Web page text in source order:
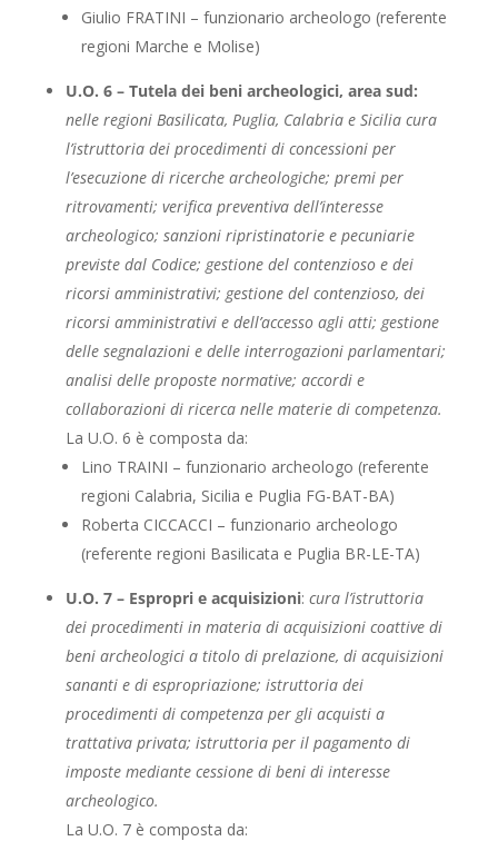
Giulio FRATINI – funzionario archeologo (referente
regioni Marche e Molise)
U.O. 6 – Tutela dei beni archeologici, area sud:
nelle regioni Basilicata, Puglia, Calabria e Sicilia cura
l’istruttoria dei procedimenti di concessioni per
l’esecuzione di ricerche archeologiche; premi per
ritrovamenti; verifica preventiva dell’interesse
archeologico; sanzioni ripristinatorie e pecuniarie
previste dal Codice; gestione del contenzioso e dei
ricorsi amministrativi; gestione del contenzioso, dei
ricorsi amministrativi e dell’accesso agli atti; gestione
delle segnalazioni e delle interrogazioni parlamentari;
analisi delle proposte normative; accordi e
collaborazioni di ricerca nelle materie di competenza.
La U.O. 6 è composta da:
Lino TRAINI – funzionario archeologo (referente
regioni Calabria, Sicilia e Puglia FG-BAT-BA)
Roberta CICCACCI – funzionario archeologo
(referente regioni Basilicata e Puglia BR-LE-TA)
U.O. 7 – Espropri e acquisizioni: cura l’istruttoria
dei procedimenti in materia di acquisizioni coattive di
beni archeologici a titolo di prelazione, di acquisizioni
sananti e di espropriazione; istruttoria dei
procedimenti di competenza per gli acquisti a
trattativa privata; istruttoria per il pagamento di
imposte mediante cessione di beni di interesse
archeologico.
La U.O. 7 è composta da: